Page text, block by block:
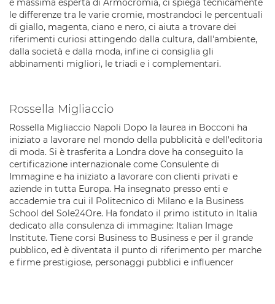
e massima esperta di Armocromia, ci spiega tecnicamente
le differenze tra le varie cromie, mostrandoci le percentuali
di giallo, magenta, ciano e nero, ci aiuta a trovare dei
riferimenti curiosi attingendo dalla cultura, dall'ambiente,
dalla società e dalla moda, infine ci consiglia gli
abbinamenti migliori, le triadi e i complementari.
Rossella Migliaccio
Rossella Migliaccio Napoli Dopo la laurea in Bocconi ha
iniziato a lavorare nel mondo della pubblicità e dell'editoria
di moda. Si è trasferita a Londra dove ha conseguito la
certificazione internazionale come Consulente di
Immagine e ha iniziato a lavorare con clienti privati e
aziende in tutta Europa. Ha insegnato presso enti e
accademie tra cui il Politecnico di Milano e la Business
School del Sole24Ore. Ha fondato il primo istituto in Italia
dedicato alla consulenza di immagine: Italian Image
Institute. Tiene corsi Business to Business e per il grande
pubblico, ed è diventata il punto di riferimento per marche
e firme prestigiose, personaggi pubblici e influencer